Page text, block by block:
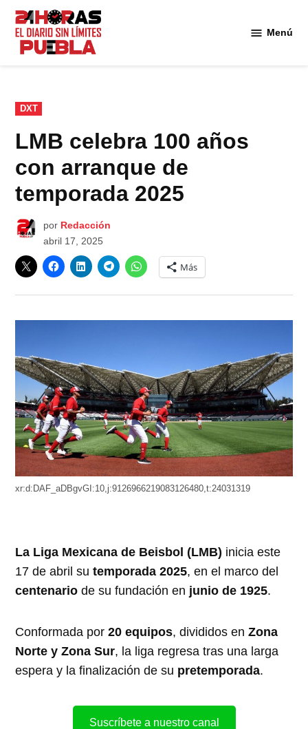
Saltar
contenido
Menú
PUBLICADO
EN
DXT
LMB celebra 100 años
con arranque de
temporada 2025
por Redacción
abril 17, 2025
Más
xr:d:DAF_aDBgvGI:10,j:9126966219083126480,t:24031319
La Liga Mexicana de Beisbol (LMB) inicia este
17 de abril sutemporada 2025, en el marco del
centenario de su fundación en junio de 1925.
Conformada por20 equipos, divididos enZona
Norte y Zona Sur, la liga regresa tras una larga
espera y la finalización de su pretemporada.
Suscríbete a nuestro canal